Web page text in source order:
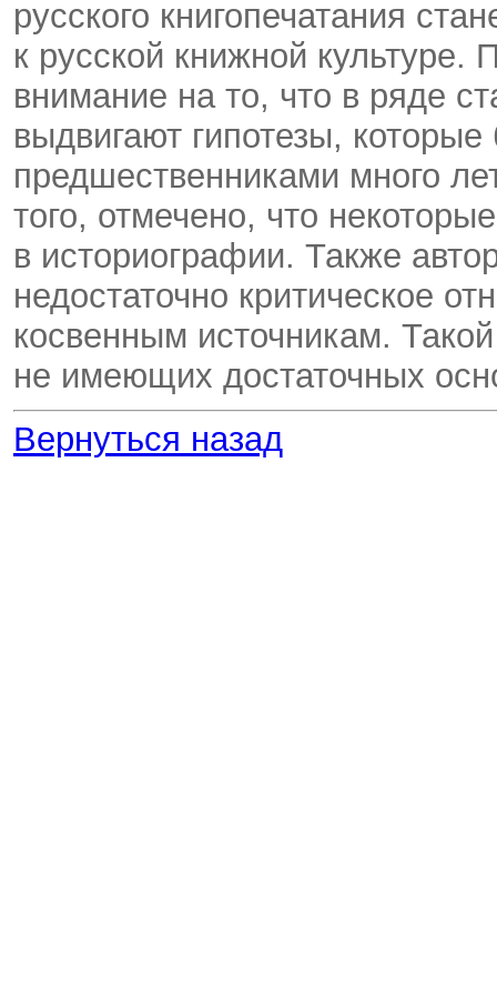
русского книгопечатания
к русской книжной
внимание на то, что в ряде
выдвигают гипотезы,
предшественниками много
того, отмечено, что
в историографии. Также
недостаточно критическое
косвенным источникам.
не имеющих достаточных
Вернуться назад